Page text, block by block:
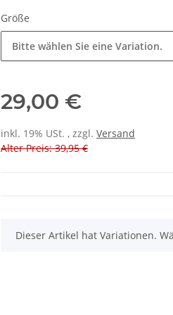
Größe
Bitte wählen Sie eine Variation.
29,00 €
inkl. 19% USt. , zzgl. Versand
Alter Preis: 39,95 €
x
Dieser Artikel hat Variationen.